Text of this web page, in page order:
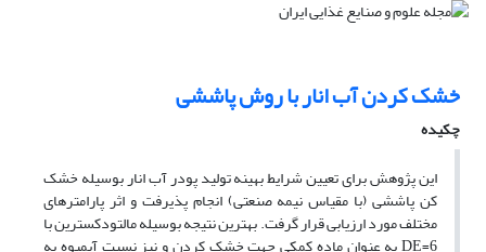
خشک کردن آب انار با روش پاششی
چکیده
این پژوهش برای تعیین شرایط بهینه تولید پودر آب انار بوسیله خشک
کن پاششی (با مقیاس نیمه صنعتی) انجام پذیرفت و اثر پارامترهای
مختلف مورد ارزیابی قرار گرفت. بهترین نتیجه بوسیله مالتودکسترین با